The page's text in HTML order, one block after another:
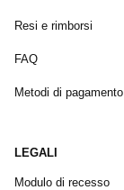
Resi e rimborsi
FAQ
Metodi di pagamento
LEGALI
Modulo di recesso